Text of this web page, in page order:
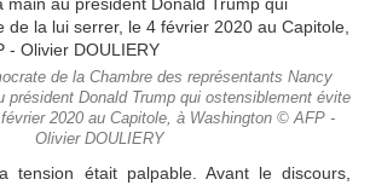
de la Chambre des représentants Nancy
président Donald Trump qui ostensiblement évite
2020 au Capitole, à Washington © AFP -
Olivier DOULIERY
tension était palpable. Avant le discours,